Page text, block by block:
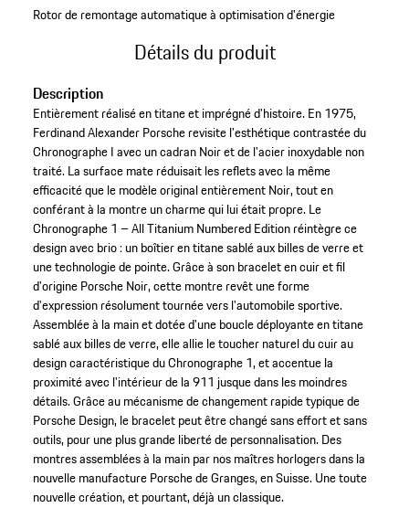
Rotor de remontage automatique à optimisation d'énergie
Détails du produit
Description
Entièrement réalisé en titane et imprégné d'histoire. En 1975,
Ferdinand Alexander Porsche revisite l'esthétique contrastée du
Chronographe I avec un cadran Noir et de l'acier inoxydable non
traité. La surface mate réduisait les reflets avec la même
efficacité que le modèle original entièrement Noir, tout en
conférant à la montre un charme qui lui était propre. Le
Chronographe 1 – All Titanium Numbered Edition réintègre ce
design avec brio : un boîtier en titane sablé aux billes de verre et
une technologie de pointe. Grâce à son bracelet en cuir et fil
d'origine Porsche Noir, cette montre revêt une forme
d'expression résolument tournée vers l'automobile sportive.
Assemblée à la main et dotée d'une boucle déployante en titane
sablé aux billes de verre, elle allie le toucher naturel du cuir au
design caractéristique du Chronographe 1, et accentue la
proximité avec l'intérieur de la 911 jusque dans les moindres
détails. Grâce au mécanisme de changement rapide typique de
Porsche Design, le bracelet peut être changé sans effort et sans
outils, pour une plus grande liberté de personnalisation. Des
montres assemblées à la main par nos maîtres horlogers dans la
nouvelle manufacture Porsche de Granges, en Suisse. Une toute
nouvelle création, et pourtant, déjà un classique.